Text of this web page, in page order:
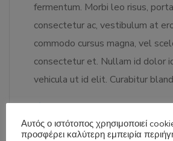
fermentum. Morbi leo risus,
consectetur ac, vestibulum at
commodo cursus magna, vel
consectetur et. Nullam id dolor
vehicula ut id elit. Curabitur
LEARN MORE
Αυτός ο ιστότοπος χρησιμοποιεί
προσφέρει καλύτερη εμπειρία